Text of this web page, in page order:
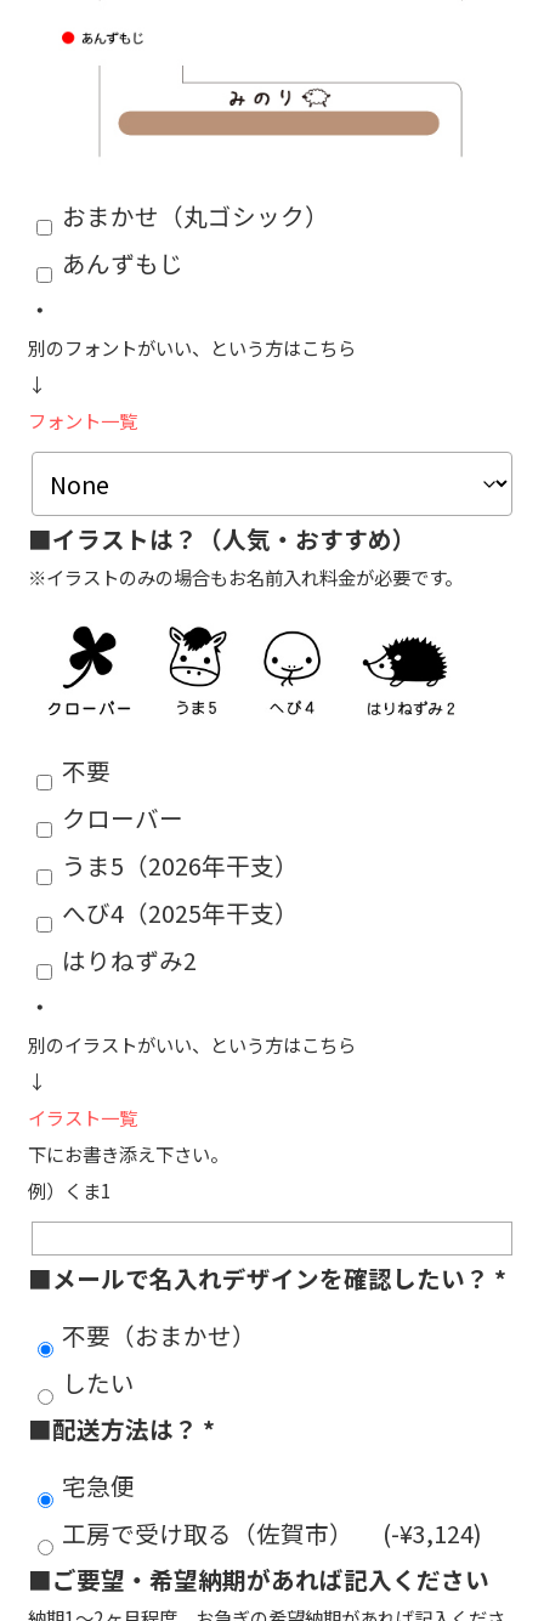
おまかせ（丸ゴシック）
あんずもじ
・
別のフォントがいい、という方はこちら
↓
フォント一覧
■イラストは？（人気・おすすめ）
※イラストのみの場合もお名前入れ料金が必要です。
不要
クローバー
うま5（2026年干支）
へび4（2025年干支）
はりねずみ2
・
別のイラストがいい、という方はこちら
↓
イラスト一覧
下にお書き添え下さい。
例）くま1
■メールで名入れデザインを確認したい？ *
不要（おまかせ）
したい
■配送方法は？ *
宅急便
工房で受け取る（佐賀市） (-¥3,124)
■ご要望・希望納期があれば記入ください